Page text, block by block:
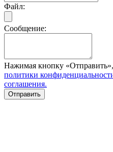
Файл:
Сообщение:
Нажимая кнопку
политики
соглашения.
Отправить